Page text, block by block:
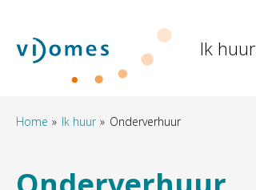
Naar hoofdinhoud
Naar hoofdnavigatiemenu
Naar zoeken
Naar de homepage Ik huur
Home Ik huur Onderverhuur